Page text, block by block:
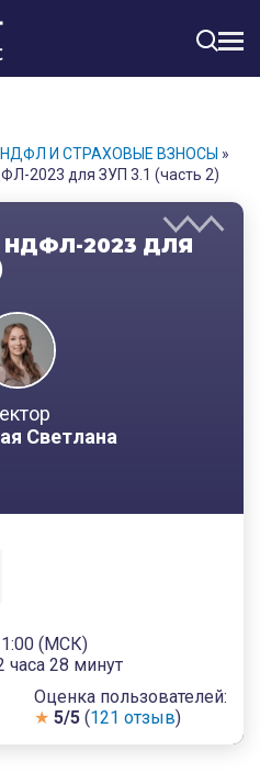
НДФЛ И СТРАХОВЫЕ ВЗНОСЫ »
2023 для ЗУП 3.1 (часть 2)
2023 ДЛЯ
Светлана
(МСК)
часа 28 минут
Оценка пользователей:
★ 5/5(121 отзыв)